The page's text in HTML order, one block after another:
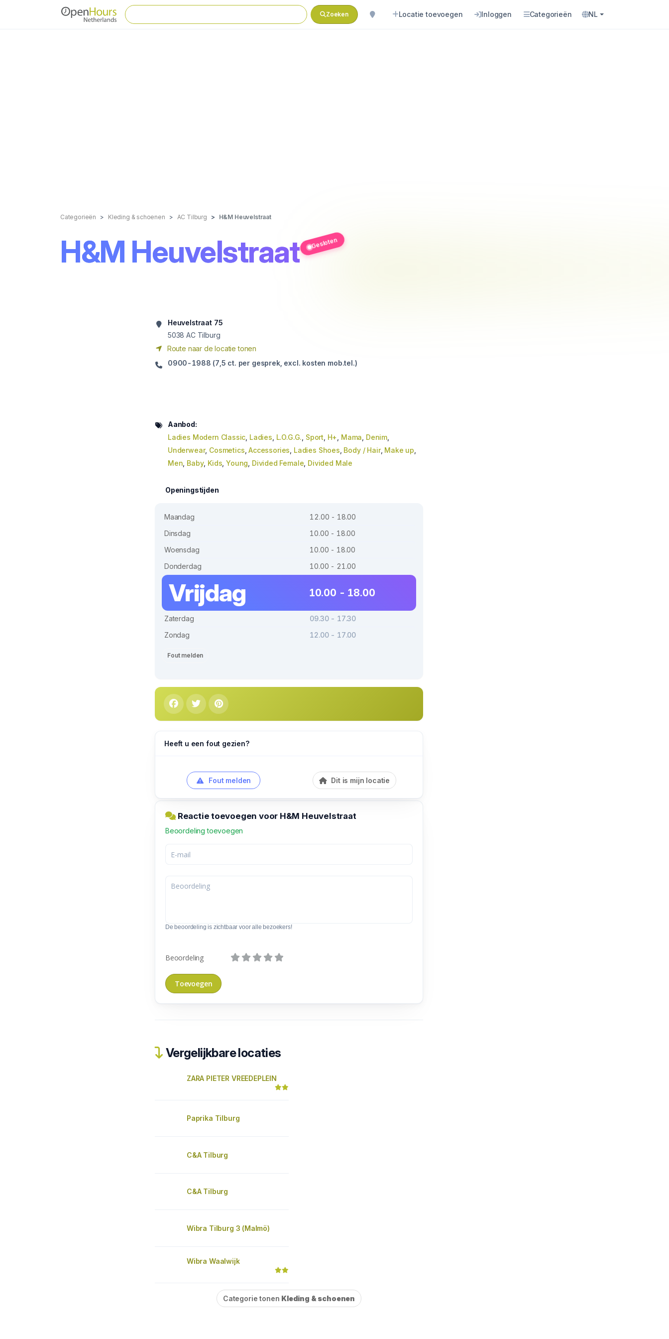
Zoeken Locatie toevoegen Inloggen Categorieën NL
Categorieën Kleding & schoenen AC Tilburg H&M Heuvelstraat
H&M Heuvelstraat Gesloten
Heuvelstraat 75
5038 AC Tilburg
Route naar de locatie tonen
0900-1988 (7,5 ct. per gesprek, excl. kosten mob.tel.)
Aanbod:
Ladies Modern Classic Ladies L.O.G.G. Sport H+ Mama Denim
Underwear, Cosmetics ,Accessories Ladies Shoes Body / Hair, Make up
Men Baby, Kids ,Young Divided Female Divided Male
Openingstijden
Maandag
12.00 - 18.00
Dinsdag
10.00 - 18.00
Woensdag
10.00 - 18.00
Donderdag
10.00 - 21.00
Vrijdag 10.00 - 18.00
Zaterdag
09.30 - 17.30
Zondag
12.00 - 17.00
Fout melden
Heeft u een fout gezien?
Fout melden Dit is mijn locatie
Reactie toevoegen voor H&M Heuvelstraat
Beoordeling toevoegen
De beoordeling is zichtbaar voor alle bezoekers!
Beoordeling
Vergelijkbare locaties
ZARA PIETER VREEDEPLEIN
Paprika Tilburg
C&A Tilburg
C&A Tilburg
Wibra Tilburg 3 (Malmö)
Wibra Waalwijk
Categorie tonen Kleding & schoenen